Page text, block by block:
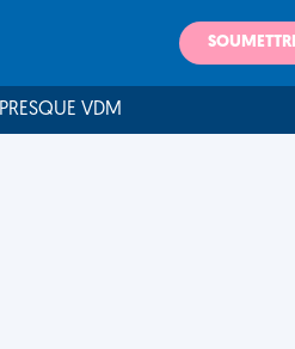
PRESQUE VDM